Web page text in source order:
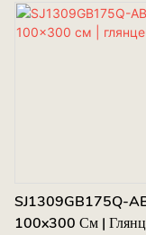
SJ1309GB175Q-
100x300 См |